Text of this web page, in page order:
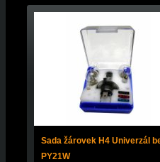
Sada žárovek H4 Univerzál
PY21W